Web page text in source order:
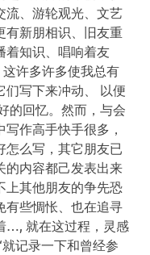
流、游轮观光、文艺
有新朋相识、旧友重
着知识、唱响着友
许多许多使我总有
们写下来冲动、 以便
的回忆。然而，与会
写作高手快手很多，
怎么写，其它朋友已
的内容都己发表出来
上其他朋友的争先恐
有些惆怅、也在追寻
…, 就在这过程，灵感
记录一下和曾经参